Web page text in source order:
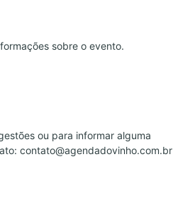
sobre o evento.
ou para informar alguma
contato@agendadovinho.com.br